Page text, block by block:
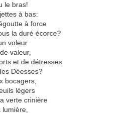
le bras!
à bas:
à force
la duré écorce?
voleur
valeur,
et de détresses
Déesses?
bocagers,
légers
verte crinière